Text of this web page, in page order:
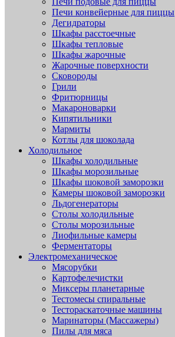
Печи конвейерные для пиццы
Дегидраторы
Шкафы расстоечные
Шкафы тепловые
Шкафы жарочные
Жарочные поверхности
Сковороды
Грили
Фритюрницы
Макароноварки
Кипятильники
Мармиты
Котлы для шоколада
Холодильное
Шкафы холодильные
Шкафы морозильные
Шкафы шоковой заморозки
Камеры шоковой заморозки
Льдогенераторы
Столы холодильные
Столы морозильные
Лиофильные камеры
Ферментаторы
Электромеханическое
Мясорубки
Картофелечистки
Миксеры планетарные
Тестомесы спиральные
Тестораскаточные машины
Маринаторы (Массажеры)
Пилы для мяса